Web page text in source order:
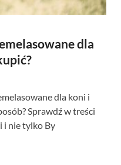
dla
dla koni i
Sprawdź w treści
i nie tylko By